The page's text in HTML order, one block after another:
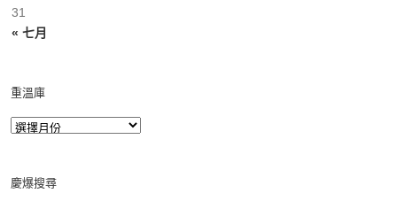
« 七月
31
重溫庫
慶爆搜尋